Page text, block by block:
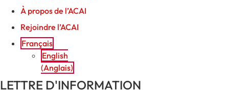
À propos de l’ACAI
Rejoindre l’ACAI
Français
English
(Anglais)
LETTRE D'INFORMATION